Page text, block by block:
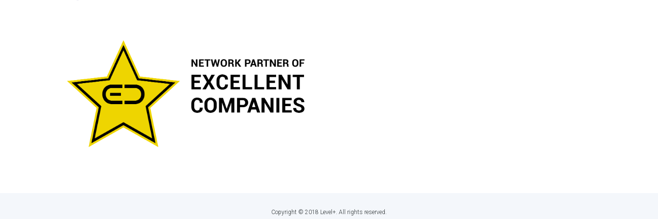
Copyright © 2018 Level+. All rights reserved.